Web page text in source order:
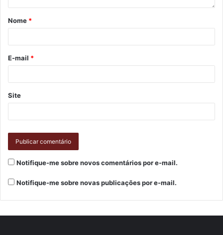
Nome *
E-mail *
Site
Notifique-me sobre novos comentários por e-mail.
Notifique-me sobre novas publicações por e-mail.